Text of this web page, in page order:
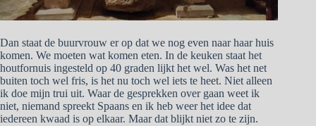
Dan staat de buurvrouw er op dat we nog even naar haar huis
komen. We moeten wat komen eten. In de keuken staat het
houtfornuis ingesteld op 40 graden lijkt het wel. Was het net
buiten toch wel fris, is het nu toch wel iets te heet. Niet alleen
ik doe mijn trui uit. Waar de gesprekken over gaan weet ik
niet, niemand spreekt Spaans en ik heb weer het idee dat
iedereen kwaad is op elkaar. Maar dat blijkt niet zo te zijn.